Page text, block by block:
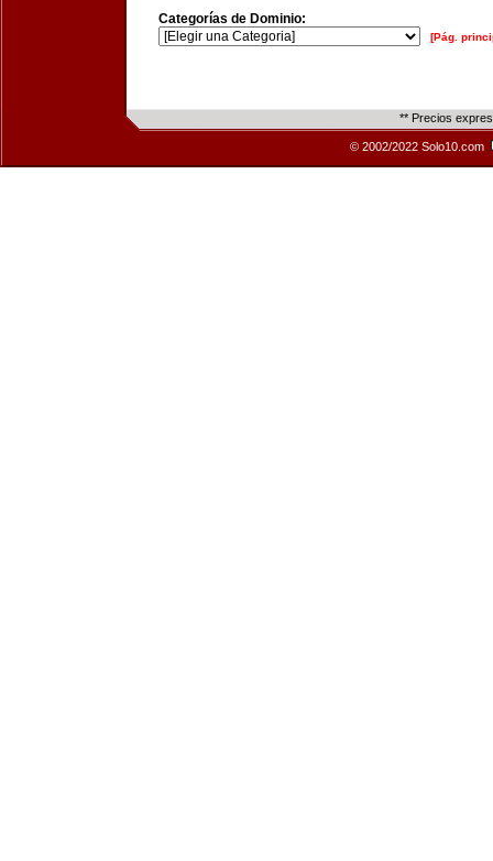
Categorías de Dominio:
[Pág.
** Precios
© 2002/2022 Solo10.com